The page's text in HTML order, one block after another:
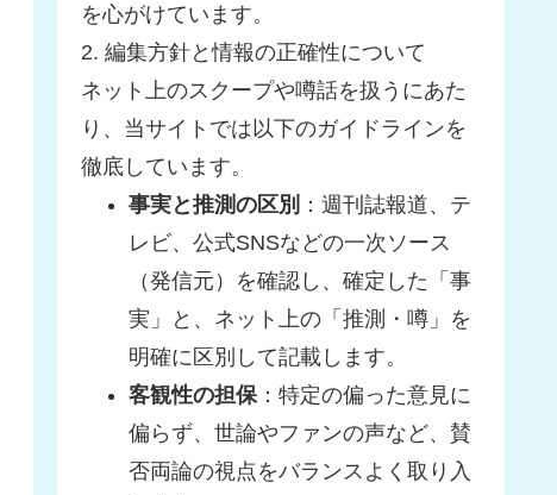
を心がけています。
2. 編集方針と情報の正確性について
ネット上のスクープや噂話を扱うにあた
り、当サイトでは以下のガイドラインを
徹底しています。
事実と推測の区別 ：週刊誌報道、テ
レビ、公式SNSなどの一次ソース
（発信元）を確認し、確定した「事
実」と、ネット上の「推測・噂」を
明確に区別して記載します。
客観性の担保 ：特定の偏った意見に
偏らず、世論やファンの声など、賛
否両論の視点をバランスよく取り入